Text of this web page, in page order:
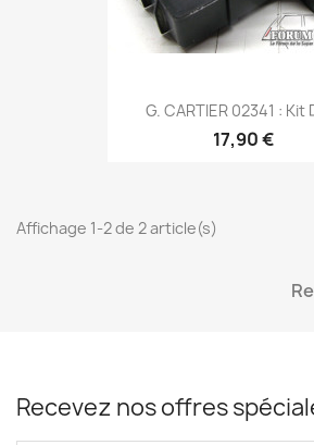
G. CARTIER 02341 : Kit
17,90 €
Affichage 1-2 de 2 article(s)
Recevez nos offres